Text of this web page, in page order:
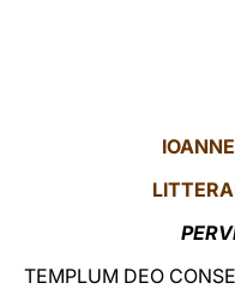
TEMPLUM DEO